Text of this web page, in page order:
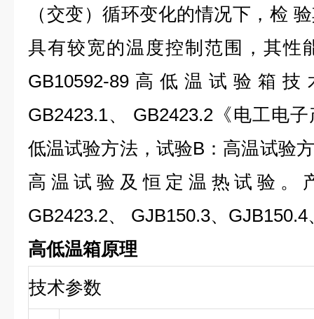
（交变）循环变化的情况下，检
具有较宽的温度控制范围，其性
GB10592-89高低温试验箱
GB2423.1、 GB2423.2《电工电
低温试验方法，试验B：高温试验
高温试验及恒定温热试验。
GB2423.2、 GJB150.3、
高低温箱原理
技术参数